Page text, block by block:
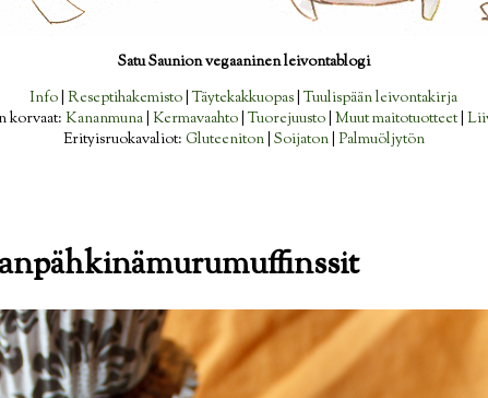
Satu Saunion vegaaninen leivontablogi
Info Reseptihakemisto |Täytekakkuopas |Tuulispään leivontakirja
korvaat: Kananmuna Kermavaahto |Tuorejuusto Muut maitotuotteet|
Erityisruokavaliot: Gluteeniton| Soijaton| Palmuöljytön